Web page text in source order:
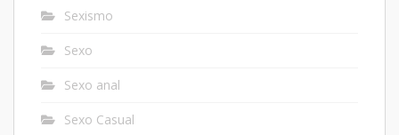
Sexismo
Sexo
Sexo anal
Sexo Casual